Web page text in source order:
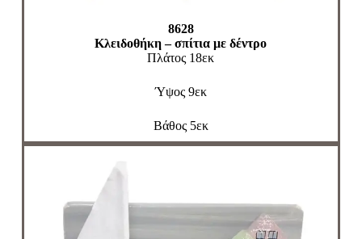
8628
Κλειδοθήκη – σπίτια με δέντρο
Πλάτος 18εκ
Ύψος 9εκ
Βάθος 5εκ